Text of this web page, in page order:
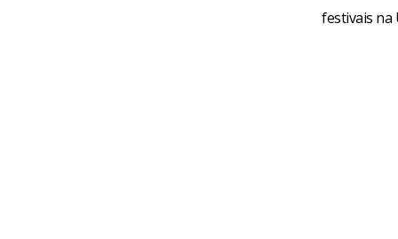
festivais na